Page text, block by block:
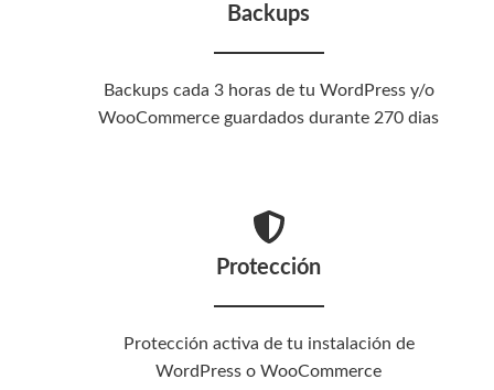
Backups
Backups cada 3 horas de tu WordPress y/o
WooCommerce guardados durante 270 dias
Protección
Protección activa de tu instalación de
WordPress o WooCommerce